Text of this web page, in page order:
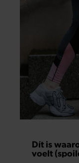
Dít is
voelt